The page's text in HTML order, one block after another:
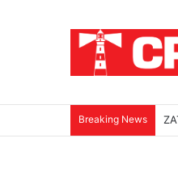
Breaking News